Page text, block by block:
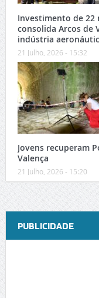
Investimento de 22
consolida Arcos de
indústria
21 Julho, 2026 - 15:32
Jovens recuperam
Valença
21 Julho, 2026 - 15:20
PUBLICIDADE